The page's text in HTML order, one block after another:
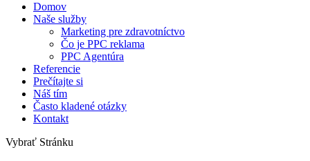
Domov
Naše služby
Marketing pre zdravotníctvo
Čo je PPC reklama
PPC Agentúra
Referencie
Prečítajte si
Náš tím
Často kladené otázky
Kontakt
Vybrať Stránku